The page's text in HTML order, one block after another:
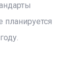
планируется